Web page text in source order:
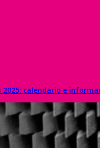
2025: calendario e